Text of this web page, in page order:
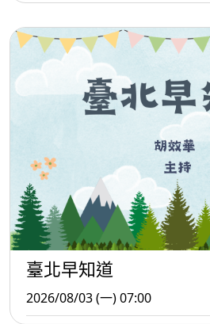
臺北早知道
2026/08/03 (一) 07:00